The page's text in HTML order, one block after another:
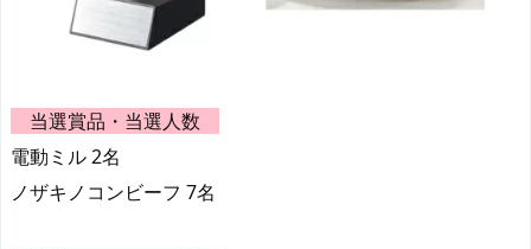
当選賞品・当選人数
電動ミル 2名
ノザキノコンビーフ 7名